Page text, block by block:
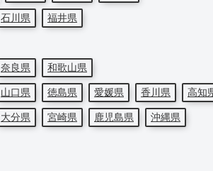
石川県
福井県
奈良県
和歌山県
山口県 徳島県 愛媛県 香川県
高知
大分県 宮崎県 鹿児島県
沖縄県